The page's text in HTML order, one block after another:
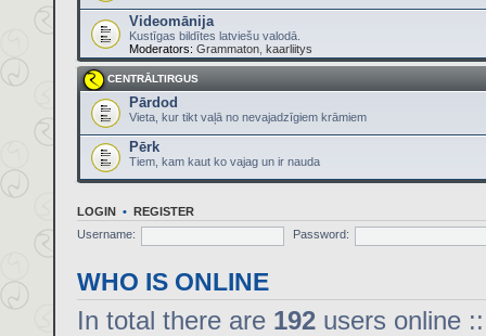
Videomānija
Kustīgas bildītes latviešu valodā.
Moderators: Grammaton kaarliitys
CENTRĀLTIRGUS
Pārdod
Vieta, kur tikt vaļā no nevajadzīgiem krāmiem
Pērk
Tiem, kam kaut ko vajag un ir nauda
LOGIN • REGISTER
Username:
Password:
WHO IS ONLINE
In total there are 192 users online